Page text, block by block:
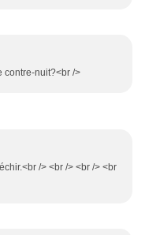
contre-nuit?<br />
/> <br /> <br /> <br